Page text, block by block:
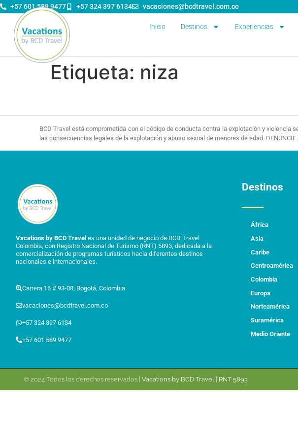
contenido
+57 601 589 9477 +57 324 397 6134 vacaciones@bcdtravel.com.co
Inicio Destinos Experiencias
Etiqueta: niza
BCD Travel está comprometida con el código de conducta contra la explotación y violencia
las consecuencias legales de la explotación y abuso sexual de menores de edad.
Vacations by BCD Travel es una unidad de negocio de BCD Travel
Colombia, con Registro Nacional de Turismo (RNT) 5893, dedicada a la
comercialización de programas turísticos hacia diferentes destinos
nacionales e internacionales.
Carrera 16 # 93-08, Bogotá, Colombia
vacaciones@bcdtravel.com.co
+57 324 397 6134
+57 601 589 9477
Destinos
África
Asia
Caribe
Centroamérica
Colombia
Europa
Norteamérica
Suramérica
Medio Oriente
© 2024 Todos los derechos reservados | Vacations by BCD Travel | RNT 5893